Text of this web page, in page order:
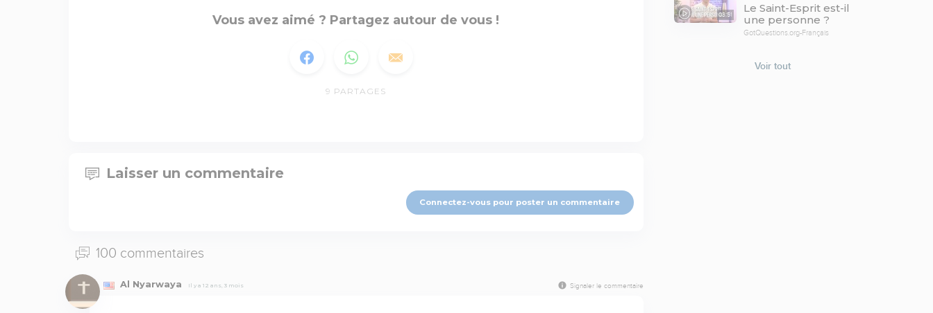
Vous avez aimé ? Partagez autour de vous !
9 PARTAGES
Laisser un commentaire
Connectez-vous pour poster un commentaire
100 commentaires
Al Nyarwaya Il y a 12 ans, 3 mois Signaler le commentaire
03:51
Le Saint-Esprit est-il
une personne ?
GotQuestions.org-Français
Voir tout